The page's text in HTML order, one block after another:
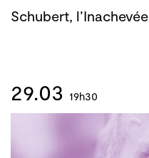
Schubert, l’Inachevée
29.03 19h30